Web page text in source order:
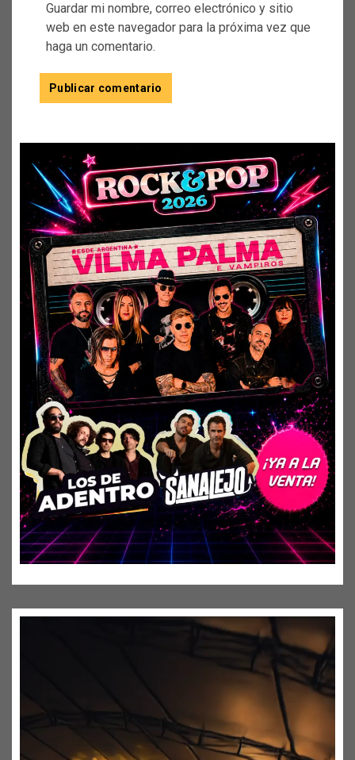
Guardar mi nombre, correo electrónico y sitio
web en este navegador para la próxima vez que
haga un comentario.